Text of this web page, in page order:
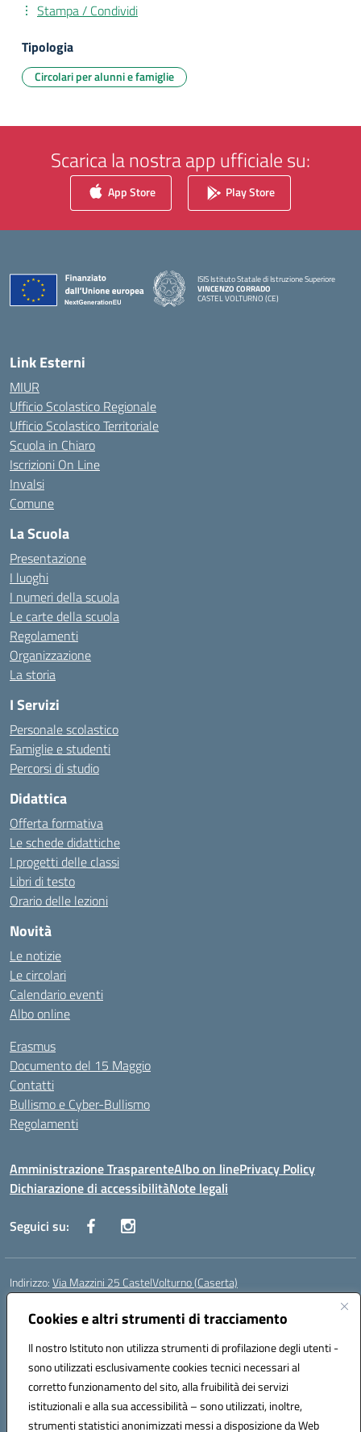
Cookies e altri strumenti di tracciamento
Il nostro Istituto non utilizza strumenti di profilazione degli utenti -
sono utilizzati esclusivamente cookies tecnici necessari al
corretto funzionamento del sito, alla fruibilità dei servizi
istituzionali e alla sua accessibilità – sono utilizzati, inoltre,
strumenti statistici anonimizzati messi a disposizione da Web
Stampa / Condividi
Tipologia
Circolari per alunni e famiglie
Scarica la nostra app ufficiale su:
App Store Play Store
ISIS Istituto Statale di Istruzione Superiore
VINCENZO CORRADO
CASTEL VOLTURNO (CE)
Link Esterni
MIUR
Ufficio Scolastico Regionale
Ufficio Scolastico Territoriale
Scuola in Chiaro
Iscrizioni On Line
Invalsi
Comune
La Scuola
Presentazione
I luoghi
I numeri della scuola
Le carte della scuola
Regolamenti
Organizzazione
La storia
I Servizi
Personale scolastico
Famiglie e studenti
Percorsi di studio
Didattica
Offerta formativa
Le schede didattiche
I progetti delle classi
Libri di testo
Orario delle lezioni
Novità
Le notizie
Le circolari
Calendario eventi
Albo online
Erasmus
Documento del 15 Maggio
Contatti
Bullismo e Cyber-Bullismo
Regolamenti
Amministrazione TrasparenteAlbo on linePrivacy Policy
Dichiarazione di accessibilitàNote legali
Seguici su:
Indirizzo:Via Mazzini 25 CastelVolturno (Caserta)
Centralino:
Posta elettronica certificata (PEC):ceis014005@pec.istruzione.it
Codice fiscale: 93063510619
Codice meccanografico:CEIS014005
Codice Indice delle Pubbliche Amministrazioni (IPA): istsc_ceis014005
Codice unico di fatturazione (CUF): UOU8EW